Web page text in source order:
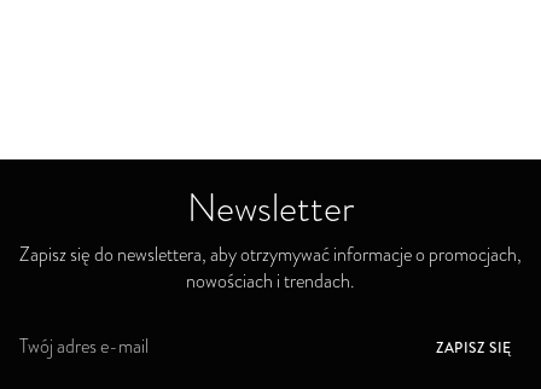
Newsletter
Zapisz się do newslettera, aby otrzymywać informacje o promocjach,
nowościach i trendach.
S
ZAPISZ SIĘ